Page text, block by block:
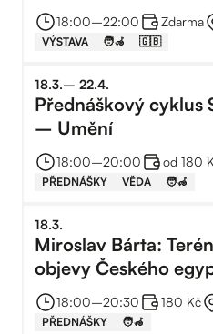
18:00–⁠22:00 Zdarma
VÝSTAVA 🧑‍🦽 🇬🇧
18.3.–⁠ 22.4.
Přednáškový
– Umění
18:00–⁠20:00 od 180
PŘEDNÁŠKY VĚDA 🧑‍🦽
18.3.
Miroslav Bárta:
objevy Českého
ústavu v Abúsíru a
18:00–⁠20:30 180 Kč
PŘEDNÁŠKY 🧑‍🦽